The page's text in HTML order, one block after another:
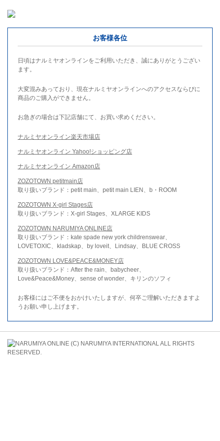
お客様各位
日頃はナルミヤオンラインをご利用いただき、誠にありがとうござい
ます。
大変混みあっており、現在ナルミヤオンラインへのアクセスならびに
商品のご購入ができません。
お急ぎの場合は下記店舗にて、お買い求めください。
ナルミヤオンライン楽天市場店
ナルミヤオンライン Yahoo!ショッピング店
ナルミヤオンライン Amazon店
ZOZOTOWN petitmain店
取り扱いブランド：petit main、petit main LIEN、b・ROOM
ZOZOTOWN X-girl Stages店
取り扱いブランド：X-girl Stages、XLARGE KIDS
ZOZOTOWN NARUMIYA ONLINE店
取り扱いブランド：kate spade new york childrenswear、
LOVETOXIC、kladskap、by loveit、Lindsay、BLUE CROSS
ZOZOTOWN LOVE&PEACE&MONEY店
取り扱いブランド：After the rain、babycheer、
Love&Peace&Money、sense of wonder、キリンのソフィ
お客様にはご不便をおかけいたしますが、何卒ご理解いただきますよ
うお願い申し上げます。